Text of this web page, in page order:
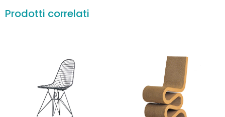
Prodotti correlati